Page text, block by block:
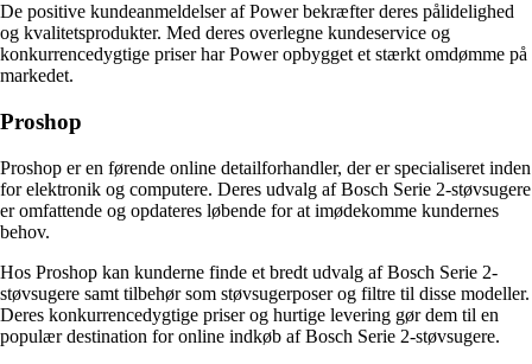
De positive kundeanmeldelser af Power bekræfter deres pålidelighed
og kvalitetsprodukter. Med deres overlegne kundeservice og
konkurrencedygtige priser har Power opbygget et stærkt omdømme på
markedet.
Proshop
Proshop er en førende online detailforhandler, der er specialiseret inden
for elektronik og computere. Deres udvalg af Bosch Serie 2-støvsugere
er omfattende og opdateres løbende for at imødekomme kundernes
behov.
Hos Proshop kan kunderne finde et bredt udvalg af Bosch Serie 2-
støvsugere samt tilbehør som støvsugerposer og filtre til disse modeller.
Deres konkurrencedygtige priser og hurtige levering gør dem til en
populær destination for online indkøb af Bosch Serie 2-støvsugere.